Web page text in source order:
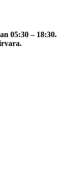
05:30 – 18:30.